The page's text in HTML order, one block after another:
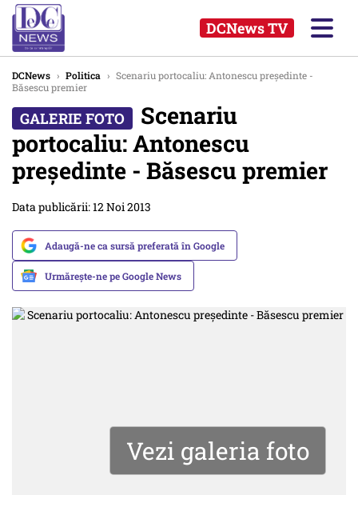
DCNews TV
DCNews › Politica › Scenariu portocaliu: Antonescu președinte -
Băsescu premier
Scenariu
portocaliu: Antonescu
președinte - Băsescu premier
Data publicării: 12 Noi 2013
Adaugă-ne ca sursă preferată în Google
Urmărește-ne pe Google News
Vezi galeria foto